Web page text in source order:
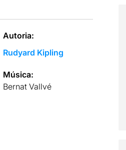
Autoria:
Rudyard Kipling
Música:
Bernat Vallvé